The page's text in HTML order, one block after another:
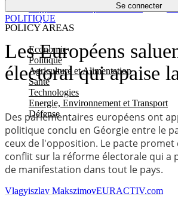
Se connecter
POLICY AREAS
Economie
Politique
Agriculture et Alimentation
Santé
Technologies
Energie, Environnement et Transport
Défense
Économie
Les Européens
électoral qui apaise
Des parlementaires européens ont
politique conclu en Géorgie entre le
ceux de l'opposition. Le pacte
conflit sur la réforme électorale qui a
de manifestation dans tout le pays.
POLITIQUE
Vlagyiszlav MakszimovEURACTIV.com